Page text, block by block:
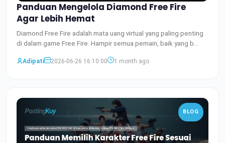
Panduan Mengelola Diamond Free Fire
Agar Lebih Hemat
Diamond Free Fire adalah mata uang virtual yang paling penting
di dalam game Free Fire. Hampir semua pemain, baik yang b
Adipati
2026-06-26 16:10:00 1 month ago
BLOG